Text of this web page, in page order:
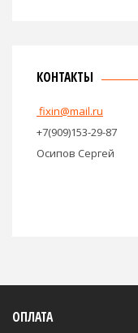
КОНТАКТЫ
fixin@mail.ru
+7(909)153-29-87
Осипов Сергей
ОПЛАТА